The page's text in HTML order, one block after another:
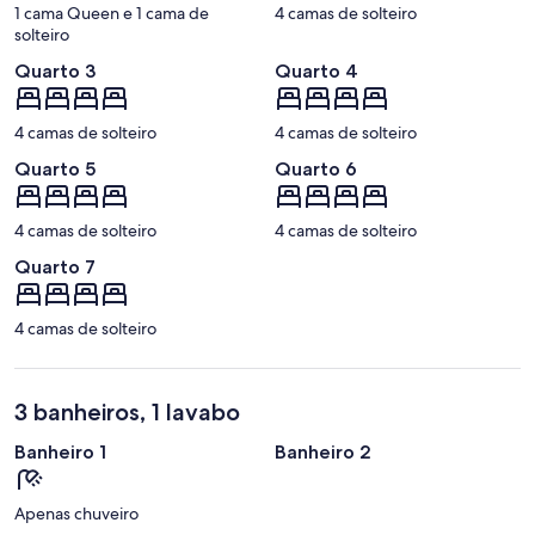
1 cama Queen e 1 cama de
solteiro
4 camas de solteiro
Quarto 3
4 camas de solteiro
Quarto 4
4 camas de solteiro
Quarto 5
4 camas de solteiro
Quarto 6
4 camas de solteiro
Quarto 7
4 camas de solteiro
3 banheiros, 1 lavabo
Banheiro 1
Apenas chuveiro
Banheiro 2